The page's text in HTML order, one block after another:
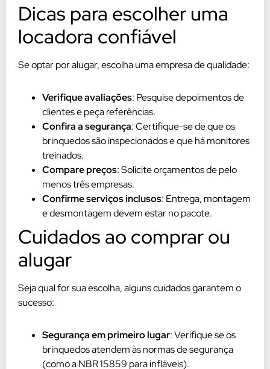
Dicas para escolher uma
locadora confiável
Se optar por alugar, escolha uma empresa de qualidade:
Verifique avaliações: Pesquise depoimentos de
clientes e peça referências.
Confira a segurança: Certifique-se de que os
brinquedos são inspecionados e que há monitores
treinados.
Compare preços: Solicite orçamentos de pelo
menos três empresas.
Confirme serviços inclusos: Entrega, montagem
e desmontagem devem estar no pacote.
Cuidados ao comprar ou
alugar
Seja qual for sua escolha, alguns cuidados garantem o
sucesso:
Segurança em primeiro lugar: Verifique se os
brinquedos atendem às normas de segurança
(como a NBR 15859 para infláveis).